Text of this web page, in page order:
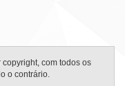
com todos os
o contrário.